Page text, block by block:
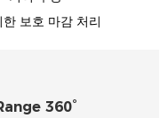
보호 마감 처리
360°